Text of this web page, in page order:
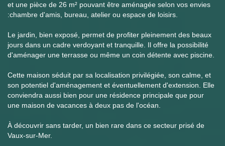
et une pièce de 26 m² pouvant être aménagée selon vos envies
:chambre d'amis, bureau, atelier ou espace de loisirs.
Le jardin, bien exposé, permet de profiter pleinement des beaux
jours dans un cadre verdoyant et tranquille. Il offre la possibilité
d'aménager une terrasse ou même un coin détente avec piscine.
Cette maison séduit par sa localisation privilégiée, son calme, et
son potentiel d'aménagement et éventuellement d'extension. Elle
conviendra aussi bien pour une résidence principale que pour
une maison de vacances à deux pas de l'océan.
À découvrir sans tarder, un bien rare dans ce secteur prisé de
Vaux-sur-Mer.